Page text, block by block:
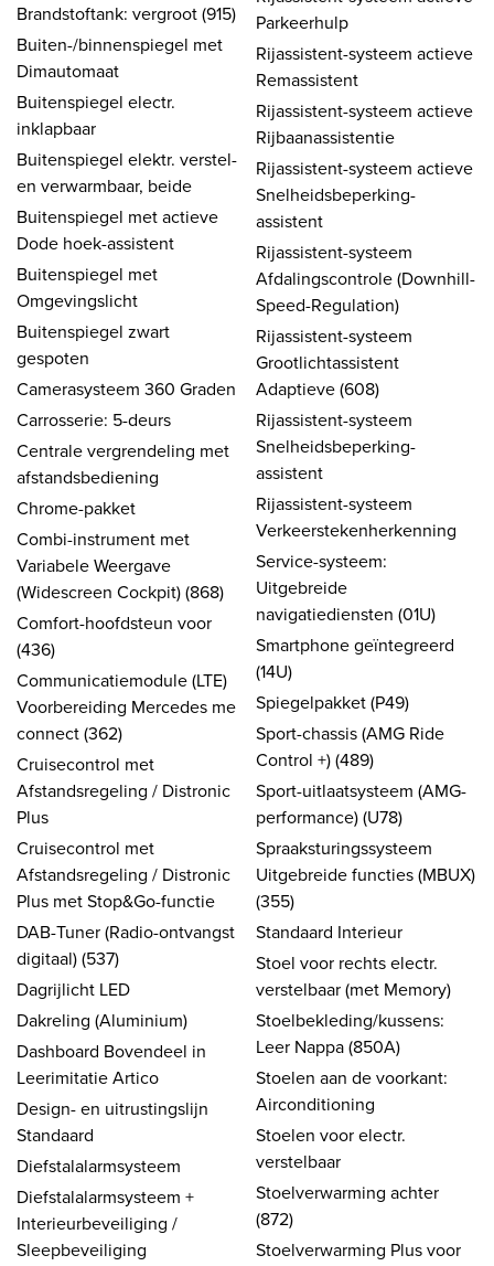
Brandstoftank: vergroot (915)
Buiten-/binnenspiegel met
Dimautomaat
Buitenspiegel electr.
inklapbaar
Buitenspiegel elektr. verstel-
en verwarmbaar, beide
Buitenspiegel met actieve
Dode hoek-assistent
Buitenspiegel met
Omgevingslicht
Buitenspiegel zwart
gespoten
Camerasysteem 360 Graden
Carrosserie: 5-deurs
Centrale vergrendeling met
afstandsbediening
Chrome-pakket
Combi-instrument met
Variabele Weergave
(Widescreen Cockpit) (868)
Comfort-hoofdsteun voor
(436)
Communicatiemodule (LTE)
Voorbereiding Mercedes me
connect (362)
Cruisecontrol met
Afstandsregeling / Distronic
Plus
Cruisecontrol met
Afstandsregeling / Distronic
Plus met Stop&Go-functie
DAB-Tuner (Radio-ontvangst
digitaal) (537)
Dagrijlicht LED
Dakreling (Aluminium)
Dashboard Bovendeel in
Leerimitatie Artico
Design- en uitrustingslijn
Standaard
Diefstalalarmsysteem
Diefstalalarmsysteem +
Interieurbeveiliging /
Sleepbeveiliging
Parkeerhulp
Rijassistent-systeem actieve
Remassistent
Rijassistent-systeem actieve
Rijbaanassistentie
Rijassistent-systeem actieve
Snelheidsbeperking-
assistent
Rijassistent-systeem
Afdalingscontrole (Downhill-
Speed-Regulation)
Rijassistent-systeem
Grootlichtassistent
Adaptieve (608)
Rijassistent-systeem
Snelheidsbeperking-
assistent
Rijassistent-systeem
Verkeerstekenherkenning
Service-systeem:
Uitgebreide
navigatiediensten (01U)
Smartphone geïntegreerd
(14U)
Spiegelpakket (P49)
Sport-chassis (AMG Ride
Control +) (489)
Sport-uitlaatsysteem (AMG-
performance) (U78)
Spraaksturingssysteem
Uitgebreide functies (MBUX)
(355)
Standaard Interieur
Stoel voor rechts electr.
verstelbaar (met Memory)
Stoelbekleding/kussens:
Leer Nappa (850A)
Stoelen aan de voorkant:
Airconditioning
Stoelen voor electr.
verstelbaar
Stoelverwarming achter
(872)
Stoelverwarming Plus voor